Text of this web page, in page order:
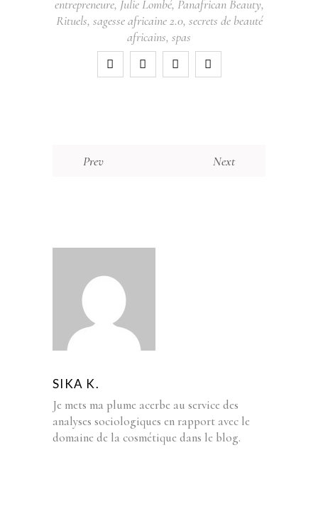
entrepreneure, Julie Lombé, Panafrican Beauty,
Rituels, sagesse africaine 2.0, secrets de beauté
africains, spas
Prev Next
SIKA K.
Je mets ma plume acerbe au service des
analyses sociologiques en rapport avec le
domaine de la cosmétique dans le blog.